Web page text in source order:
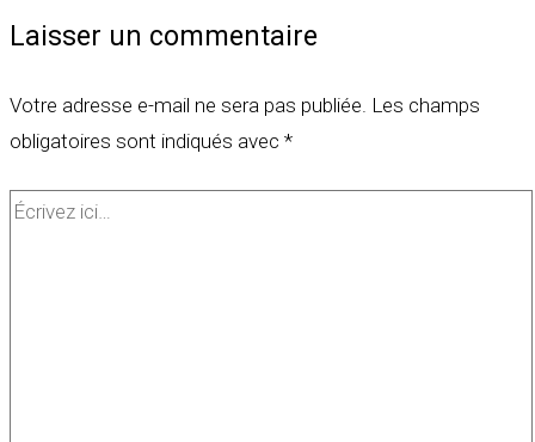
Laisser un commentaire
Votre adresse e-mail ne sera pas publiée. Les champs
obligatoires sont indiqués avec *
Écrivez